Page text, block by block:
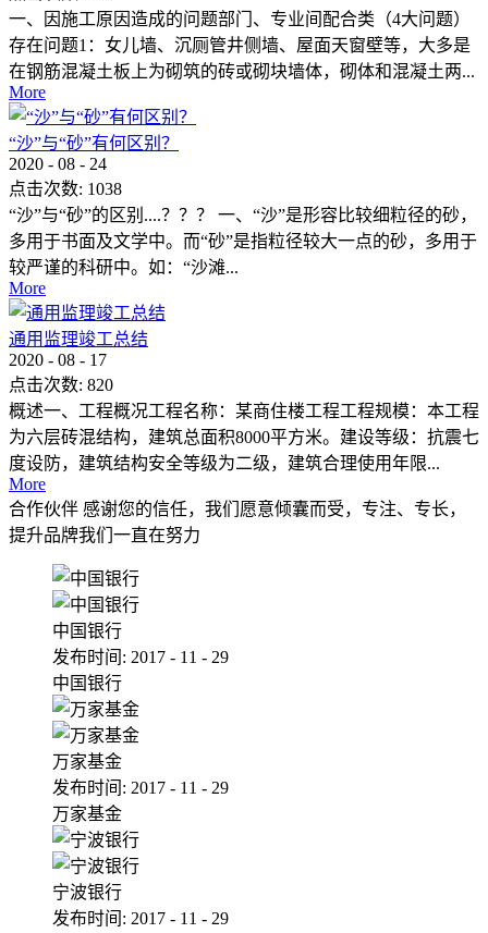
一、因施工原因造成的问题部门、专业间配合类（4大问题）
存在问题1：女儿墙、沉厕管井侧墙、屋面天窗壁等，大多是
在钢筋混凝土板上为砌筑的砖或砌块墙体，砌体和混凝土两...
More
“沙”与“砂”有何区别？
2020 - 08 - 24
点击次数: 1038
“沙”与“砂”的区别....？？？ 一、“沙”是形容比较细粒径的砂，
多用于书面及文学中。而“砂”是指粒径较大一点的砂，多用于
较严谨的科研中。如：“沙滩...
More
通用监理竣工总结
2020 - 08 - 17
点击次数: 820
概述一、工程概况工程名称：某商住楼工程工程规模：本工程
为六层砖混结构，建筑总面积8000平方米。建设等级：抗震七
度设防，建筑结构安全等级为二级，建筑合理使用年限...
More
合作伙伴 感谢您的信任，我们愿意倾囊而受，专注、专长，
提升品牌我们一直在努力
中国银行
发布时间: 2017 - 11 - 29
中国银行
万家基金
发布时间: 2017 - 11 - 29
万家基金
宁波银行
发布时间: 2017 - 11 - 29